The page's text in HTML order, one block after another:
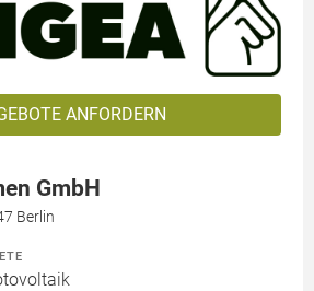
ANFORDERN
GmbH
Berlin